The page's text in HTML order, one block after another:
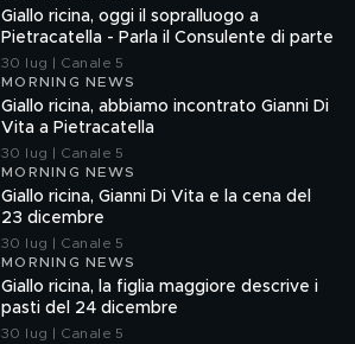
Giallo ricina, oggi il sopralluogo a
Pietracatella - Parla il Consulente di parte
30 lug | Canale 5
MORNING NEWS
Giallo ricina, abbiamo incontrato Gianni Di
Vita a Pietracatella
30 lug | Canale 5
MORNING NEWS
Giallo ricina, Gianni Di Vita e la cena del
23 dicembre
30 lug | Canale 5
MORNING NEWS
Giallo ricina, la figlia maggiore descrive i
pasti del 24 dicembre
30 lug | Canale 5